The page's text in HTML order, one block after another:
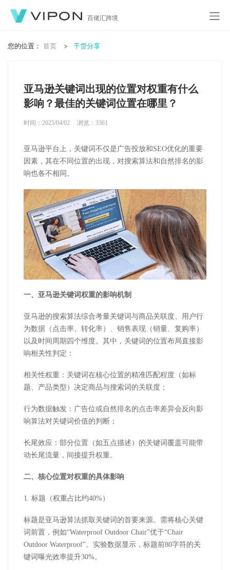
百佬汇跨境
您的位置： 首页 干货分享
亚马逊关键词出现的位置对权重有什么
影响？最佳的关键词位置在哪里？
时间：2025/04/02 浏览： 3361
亚马逊平台上，关键词不仅是广告投放和 SEO优化的重要
因素，其在不同位置的出现，对搜索算法和自然排名的影
响也各不相同。
一、亚马逊关键词权重的影响机制
亚马逊的搜索算法综合考量关键词与商品关联度、用户行
为数据（点击率、转化率）、销售表现（销量、复购率）
以及时间周期四个维度。其中，关键词的位置布局直接影
响相关性判定：
相关性权重：关键词在核心位置的精准匹配程度（如标
题、产品类型）决定商品与搜索词的关联度；
行为数据触发：广告位或自然排名的点击率差异会反向影
响算法对关键词价值的判断；
长尾效应：部分位置（如五点描述）的关键词覆盖可能带
动长尾流量，间接提升权重。
二、核心位置对权重的具体影响
1. 标题（权重占比约40%）
标题是亚马逊算法抓取关键词的首要来源。需将核心关键
词前置，例如“Waterproof Outdoor Chair”优于“Chair
Outdoor Waterproof”。实验数据显示，标题前80字符的关
键词曝光效率提升30%。